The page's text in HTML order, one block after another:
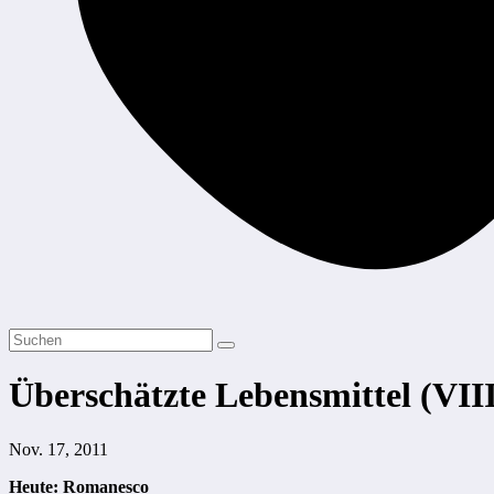
Überschätzte Lebensmittel
Nov. 17, 2011
Heute: Romanesco